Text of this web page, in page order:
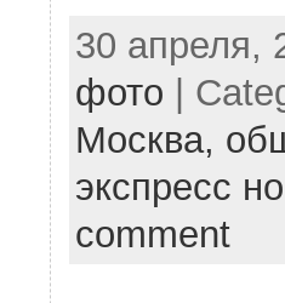
30 апреля,
фото |
Москва,
экспресс
comment